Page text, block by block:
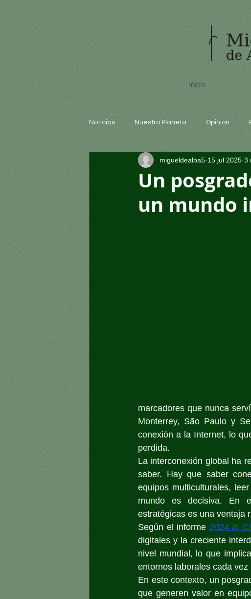
Inicio
Noticias Nuestro Planeta Opinión
Arte y cultura Educación
Un
un mundo
migueldealba5 15 jul 2025 3
marcadores que nunca
Monterrey, São Paulo y
conexión a la Internet, lo
perdida.
La interconexión global ha
saber. Hay que saber
equipos multiculturales,
mundo es decisiva. En
estratégicas es una ventaja
Según el informe 2024 in
digitales y la creciente
nivel mundial, lo que
entornos laborales cada
En este contexto, un
que generen valor en